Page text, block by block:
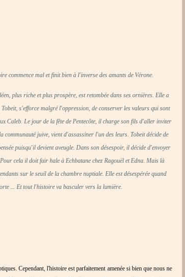
commence mal et finit bien à l'inverse des amants de Vérone.
plus riche et plus prospère, est retombée dans ses ornières. Elle a
s'efforce malgré l'oppression, de conserver les valeurs qui sont
Caleb. Le jour de la fête de Pentecôte, il charge son fils d'aller inviter
juive, vient d'assassiner l'un des leurs. Tobeit décide de
puisqu'il devient aveugle. Dans son désespoir, il décide d'envoyer
cela il doit fair hale à Echbatane chez Ragouël et Edna. Mais là
sur le seuil de la chambre nuptiale. Elle est désespérée quand
... Et tout l'histoire va basculer vers la lumière.
Cependant, l'histoire est parfaitement amenée si bien que nous ne